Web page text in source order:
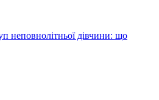
неповнолітньої дівчини: що